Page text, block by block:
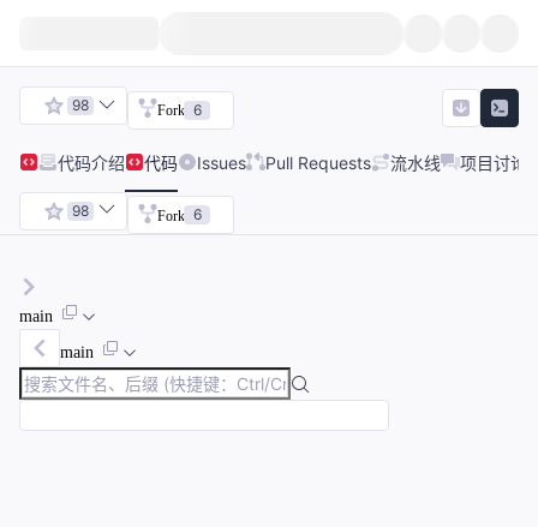
98 Fork 6
代码介绍 代码 Issues Pull Requests 流水线 项目讨论
98 Fork 6
main
main